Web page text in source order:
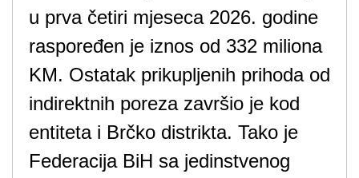
u prva četiri mjeseca 2026. godine
raspoređen je iznos od 332 miliona
KM. Ostatak prikupljenih prihoda od
indirektnih poreza završio je kod
entiteta i Brčko distrikta. Tako je
Federacija BiH sa jedinstvenog